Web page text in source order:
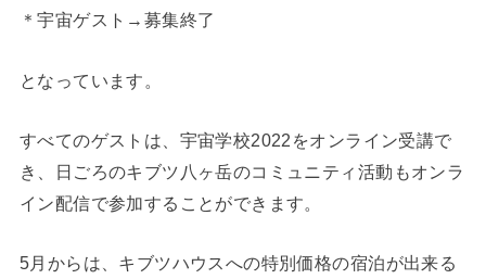
＊宇宙ゲスト→募集終了
となっています。
すべてのゲストは、宇宙学校2022をオンライン受講で
き、日ごろのキブツ八ヶ岳のコミュニティ活動もオンラ
イン配信で参加することができます。
5月からは、キブツハウスへの特別価格の宿泊が出来る